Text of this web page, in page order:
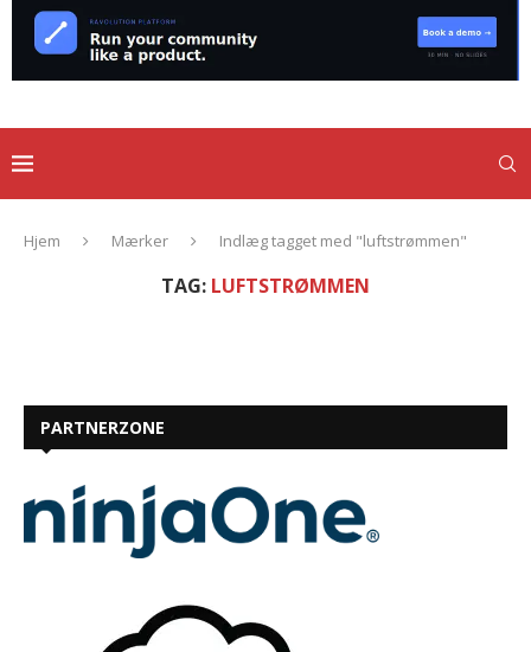
Hjem Mærker Indlæg tagget med "luftstrømmen"
TAG: LUFTSTRØMMEN
PARTNERZONE